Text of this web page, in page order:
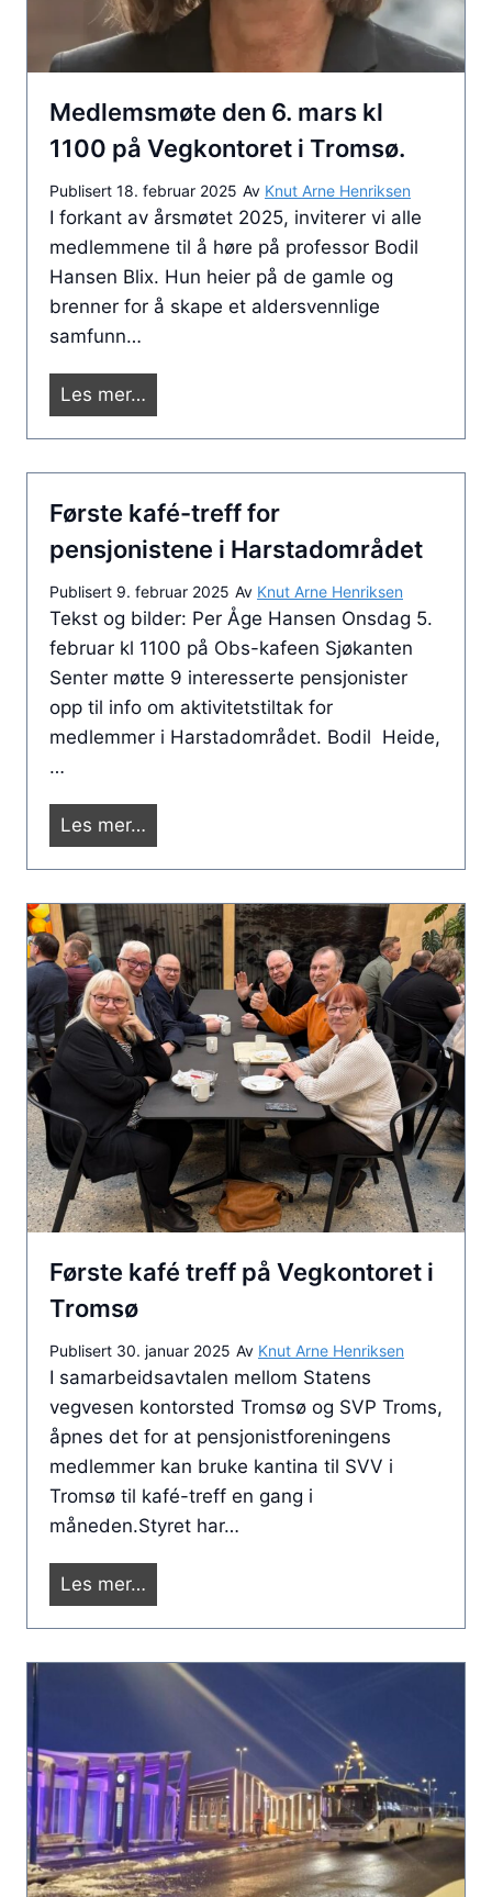
A
P
E
M
O
N
T
m
r
s
2
2
5
m
e
d
n
l
t
m
e
d
l
e
m
s
e
Medlemsmøte den 6. mars kl
1100 på Vegkontoret i Tromsø.
Publisert 18. februar 2025 Av Knut Arne Henriksen
I forkant av årsmøtet 2025, inviterer vi alle
medlemmene til å høre på professor Bodil
Hansen Blix. Hun heier på de gamle og
brenner for å skape et aldersvennlige
samfunn…
Les mer…
e
e
m
m
ø
t
e
d
e
6
m
a
r
s
k
l
1
1
0
0
p
å
V
g
o
n
t
o
r
e
t
r
m
.
Første kafé-treff for
pensjonistene i Harstadområdet
Publisert 9. februar 2025 Av Knut Arne Henriksen
Tekst og bilder: Per Åge Hansen Onsdag 5.
februar kl 1100 på Obs-kafeen Sjøkanten
Senter møtte 9 interesserte pensjonister
opp til info om aktivitetstiltak for
medlemmer i Harstadområdet. Bodil Heide,
…
Les mer…
ø
s
t
e
k
a
é
-
e
f
f
r
p
e
n
s
j
o
n
s
i
H
a
r
s
Første kafé treff på Vegkontoret i
Tromsø
Publisert 30. januar 2025 Av Knut Arne Henriksen
I samarbeidsavtalen mellom Statens
vegvesen kontorsted Tromsø og SVP Troms,
åpnes det for at pensjonistforeningens
medlemmer kan bruke kantina til SVV i
Tromsø til kafé-treff en gang i
måneden.Styret har…
Les mer…
ø
k
a
f
é
t